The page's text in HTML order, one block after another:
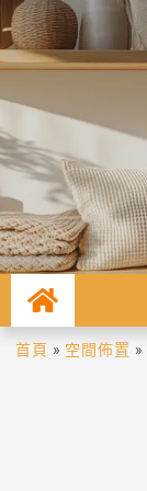
首頁 » 空間佈置 »